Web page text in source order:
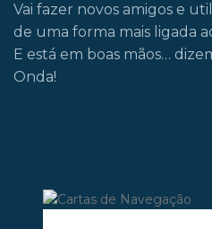
Vai fazer novos amigos e
de uma forma mais ligada
E está em boas mãos…
Onda!